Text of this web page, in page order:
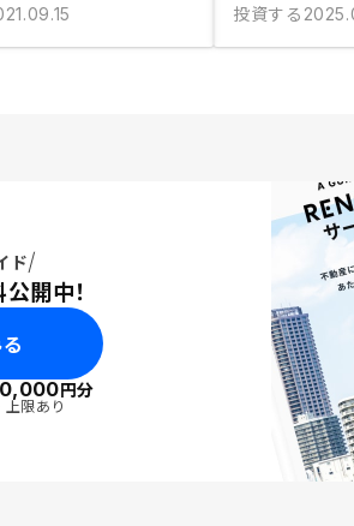
投資する
ド
開中！
円分
限あり